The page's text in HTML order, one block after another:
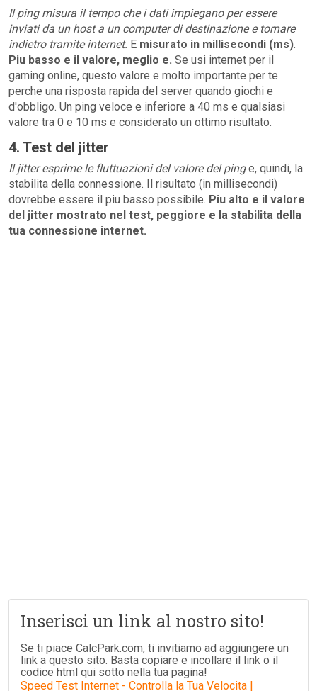
Il ping misura il tempo che i dati impiegano per essere
inviati da un host a un computer di destinazione e tornare
indietro tramite internet. E misurato in millisecondi (ms).
Piu basso e il valore, meglio e. Se usi internet per il
gaming online, questo valore e molto importante per te
perche una risposta rapida del server quando giochi e
d'obbligo. Un ping veloce e inferiore a 40 ms e qualsiasi
valore tra 0 e 10 ms e considerato un ottimo risultato.
4. Test del jitter
Il jitter esprime le fluttuazioni del valore del pinge, quindi, la
stabilita della connessione. Il risultato (in millisecondi)
dovrebbe essere il piu basso possibile. Piu alto e il valore
del jitter mostrato nel test, peggiore e la stabilita della
tua connessione internet.
Inserisci un link al nostro sito!
Se ti piace CalcPark.com, ti invitiamo ad aggiungere un
link a questo sito. Basta copiare e incollare il link o il
codice html qui sotto nella tua pagina!
Speed Test Internet - Controlla la Tua Velocita |